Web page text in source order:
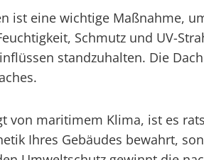
ist eine wichtige Maßnahme,
Schmutz und UV-
standzuhalten. Die
von maritimem Klima, ist es
Ihres Gebäudes bewahrt,